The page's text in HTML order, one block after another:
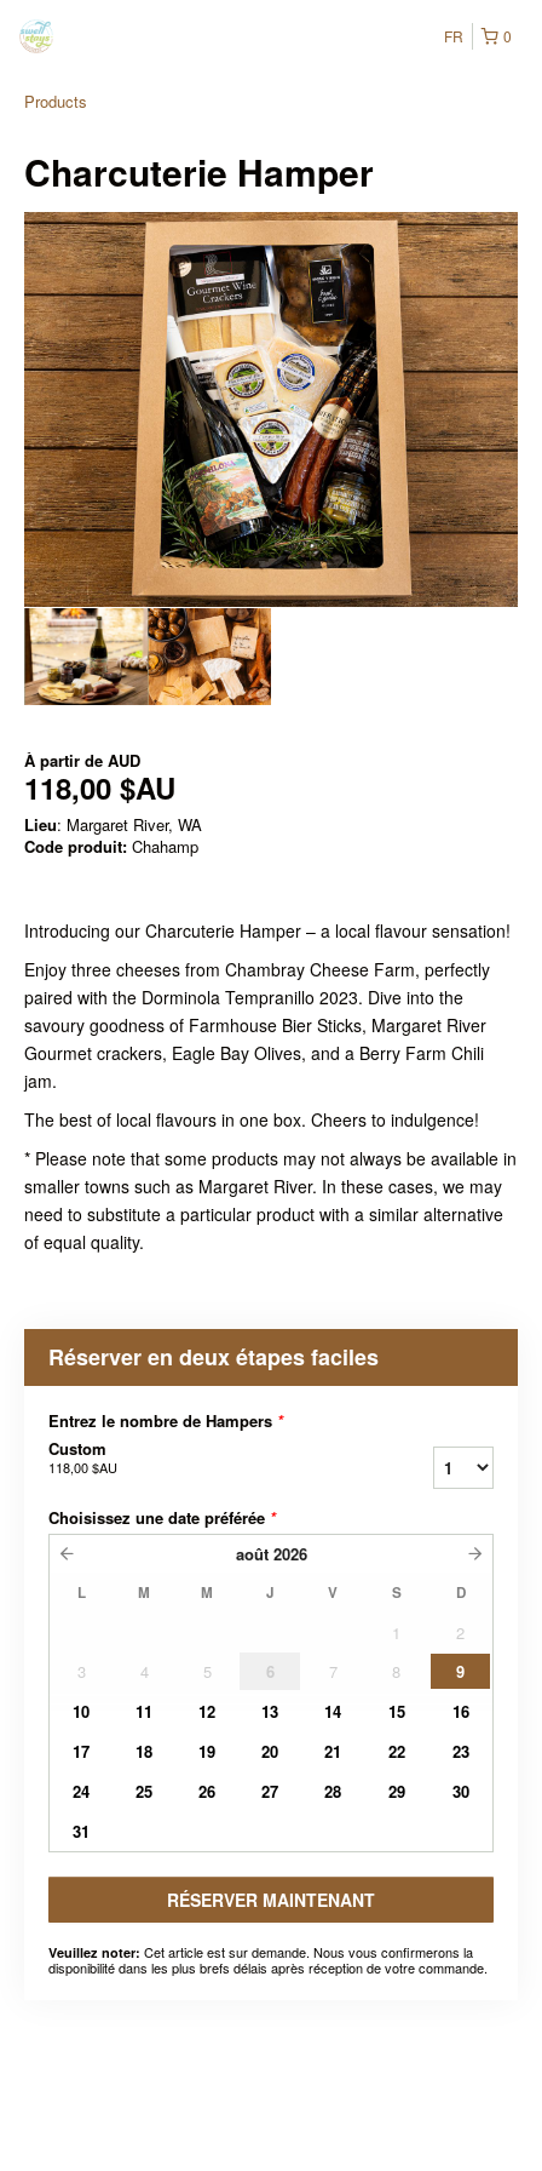
0
FR
Products
Charcuterie Hamper
À partir de AUD
118,00 $AU
Lieu: Margaret River, WA
Code produit: Chahamp
Introducing our Charcuterie Hamper – a local flavour sensation!
Enjoy three cheeses from Chambray Cheese Farm, perfectly
paired with the Dorminola Tempranillo 2023. Dive into the
savoury goodness of Farmhouse Bier Sticks, Margaret River
Gourmet crackers, Eagle Bay Olives, and a Berry Farm Chili
jam.
The best of local flavours in one box. Cheers to indulgence!
* Please note that some products may not always be available in
smaller towns such as Margaret River. In these cases, we may
need to substitute a particular product with a similar alternative
of equal quality.
Réserver en deux étapes faciles
Entrez le nombre de Hampers *
Custom
118,00 $AU
Choisissez une date préférée *
août 2026
L M M J V S D
1
2
3
4 5 6 7 8
9
10
11 12 13 14 15
16
17
18 19 20 21 22
23
24
25 26 27 28 29
30
31
RÉSERVER MAINTENANT
Veuillez noter: Cet article est sur demande. Nous vous confirmerons la
disponibilité dans les plus brefs délais après réception de votre commande.